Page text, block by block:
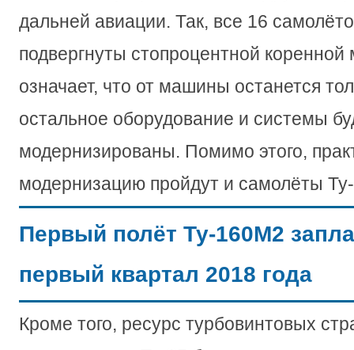
дальней авиации. Так, все 16
подвергнуты стопроцентной
означает, что от машины останется
остальное оборудование и системы
модернизированы. Помимо этого,
модернизацию пройдут и самолёты
Первый полёт Ту-160М2
первый квартал 2018 года
Кроме того, ресурс турбовинтовых